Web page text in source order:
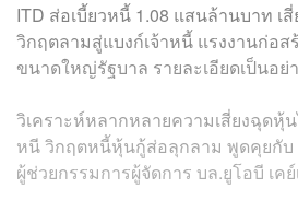
ITD ส่อเบี้ยวหนี้ 1.08 แสนล้านบาท เ
วิกฤตลามสู่แบงก์เจ้าหนี้ แรงงานก่อส
ขนาดใหญ่รัฐบาล รายละเอียดเป็นอย่
วิเคราะห์หลากหลายความเสี่ยงฉุดหุ้
หนี วิกฤตหนี้หุ้นกู้ส่อลุกลาม พูดคุยกั
ผู้ช่วยกรรมการผู้จัดการ บล.ยูโอบี เค